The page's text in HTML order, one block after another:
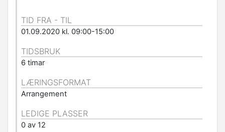
TID FRA - TIL
01.09.2020 kl. 09:00-15:00
TIDSBRUK
6 timar
LÆRINGSFORMAT
Arrangement
LEDIGE PLASSER
0 av 12